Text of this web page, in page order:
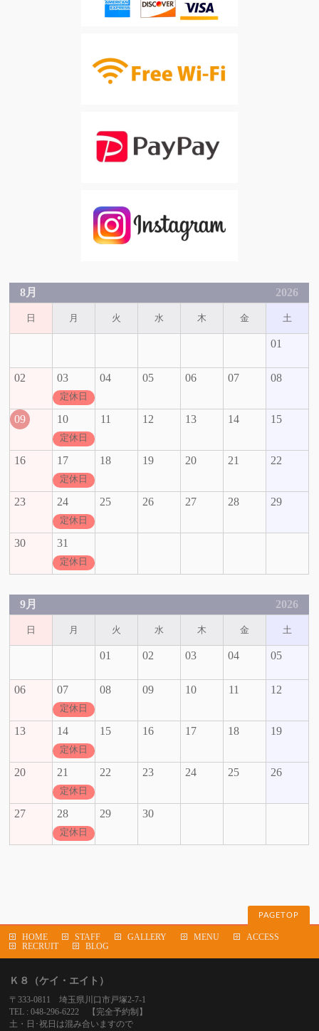
8月 2026
日 月 火 水 木 金 土
01
02 03
定休日
04 05 06 07 08
09 10
定休日
11 12 13 14 15
16 17
定休日
18 19 20 21 22
23 24
定休日
25 26 27 28 29
30 31
定休日
9月 2026
日 月 火 水 木 金 土
01 02 03 04 05
06 07
定休日
08 09 10 11 12
13 14
定休日
15 16 17 18 19
20 21
定休日
22 23 24 25 26
27 28
定休日
29 30
PAGETOP
HOME STAFF GALLERY MENU
ACCESS
RECRUIT
BLOG
Ｋ８（ケイ・エイト）
〒333-0811 埼玉県川口市戸塚2-7-1
TEL : 048-296-6222 【完全予約制】
土・日･祝日は混み合いますので